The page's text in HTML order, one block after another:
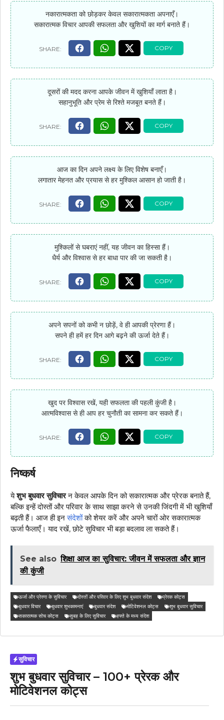
नकारात्मकता को छोड़कर केवल सकारात्मकता अपनाएँ।
सकारात्मक विचार आपकी सफलता और खुशियों का मार्ग बनाते हैं।
दूसरों की मदद करना आपके जीवन में खुशियाँ लाता है।
सहानुभूति और प्रेम से रिश्ते मजबूत बनते हैं।
आज का दिन अपने लक्ष्य के लिए विशेष बनाएँ।
लगातार मेहनत और प्रयास से हर मुश्किल आसान हो जाती है।
मुश्किलों से घबराएं नहीं, यह जीवन का हिस्सा हैं।
धैर्य और विश्वास से हर बाधा पार की जा सकती है।
अपने सपनों को कभी न छोड़ें, वे ही आपकी प्रेरणा हैं।
सपने ही हमें हर दिन आगे बढ़ने की ऊर्जा देते हैं।
खुद पर विश्वास रखें, यही सफलता की पहली कुंजी है।
आत्मविश्वास से ही आप हर चुनौती का सामना कर सकते हैं।
निष्कर्ष
येशुभ बुधवार सुविचारन केवल आपके दिन को सकारात्मक और प्रेरक बनाते हैं,
बल्कि इन्हें दोस्तों और परिवार के साथ साझा करने से उनकी जिंदगी में भी खुशियाँ
बढ़ती हैं। आज ही इनसंदेशोंको शेयर करें और अपने चारों ओर सकारात्मक
ऊर्जा फैलाएँ। याद रखें, छोटे सुविचार भी बड़ा बदलाव ला सकते हैं।
See also शिक्षा आज का सुविचार: जीवन में सफलता और ज्ञान
की कुंजी
ऊर्जा और प्रेरणा के सुविचार दोस्तों और परिवार के लिए शुभ बुधवार संदेश
प्रेरक कोट्स
बुधवार विचार
बुधवार शुभकामनाएं बुधवार संदेश मोटिवेशनल कोट्स
शुभ बुधवार सुविचार
सकारात्मक सोच कोट्स
सुबह के लिए सुविचार हफ्ते के मध्य संदेश
सुविचार
शुभ बुधवार सुविचार – 100+ प्रेरक और
मोटिवेशनल कोट्स